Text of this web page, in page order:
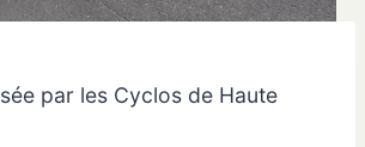
par les Cyclos de Haute